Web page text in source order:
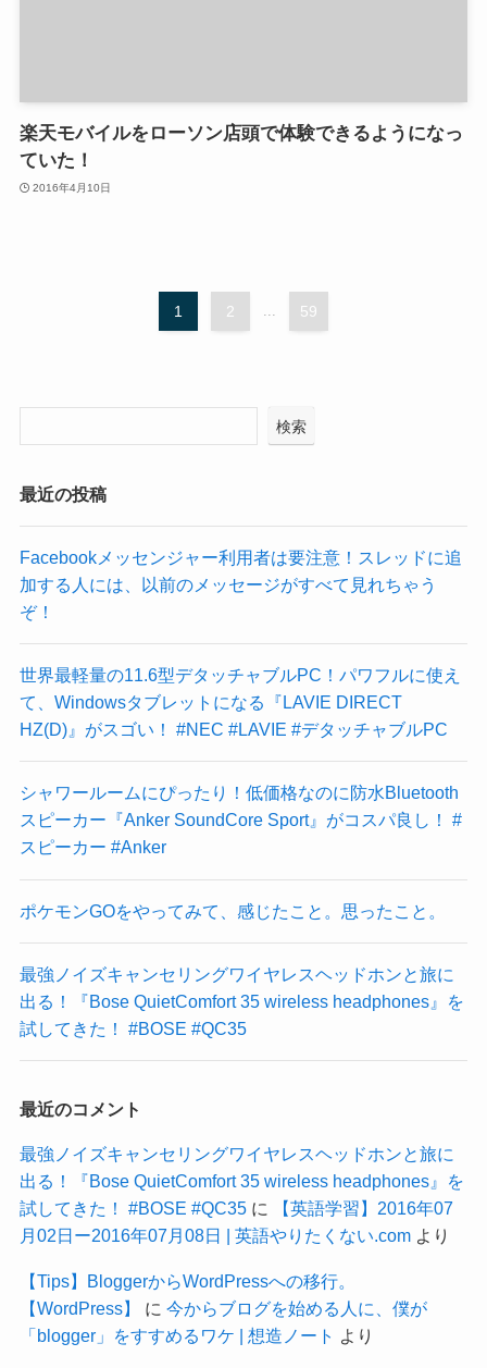
楽天モバイルをローソン店頭で体験できるようになっ
ていた！
2016年4月10日
1 2 59
検索
最近の投稿
Facebookメッセンジャー利用者は要注意！スレッドに追
加する人には、以前のメッセージがすべて見れちゃう
ぞ！
世界最軽量の11.6型デタッチャブルPC！パワフルに使え
て、Windowsタブレットになる『LAVIE DIRECT
HZ(D)』がスゴい！ #NEC #LAVIE #デタッチャブルPC
シャワールームにぴったり！低価格なのに防水Bluetooth
スピーカー『Anker SoundCore Sport』がコスパ良し！ #
スピーカー #Anker
ポケモンGOをやってみて、感じたこと。思ったこと。
最強ノイズキャンセリングワイヤレスヘッドホンと旅に
出る！『Bose QuietComfort 35 wireless headphones』を
試してきた！ #BOSE #QC35
最近のコメント
最強ノイズキャンセリングワイヤレスヘッドホンと旅に
出る！『Bose QuietComfort 35 wireless headphones』を
試してきた！ #BOSE #QC35に
【英語学習】2016年07
月02日ー2016年07月08日 | 英語やりたくない.comより
【Tips】BloggerからWordPressへの移行。
【WordPress】
に 今からブログを始める人に、僕が
「blogger」をすすめるワケ | 想造ノート
より